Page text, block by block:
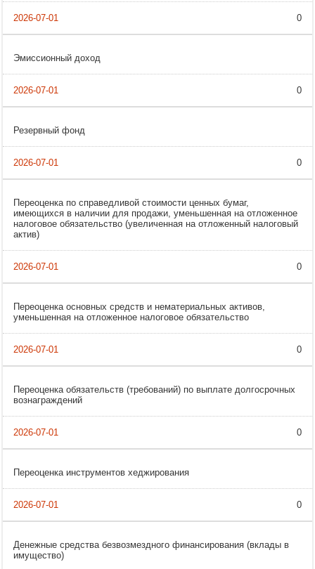
0
Эмиссионный доход
0
Резервный фонд
0
Переоценка по справедливой стоимости ценных бумаг,
имеющихся в наличии для продажи, уменьшенная на отложенное
налоговое обязательство (увеличенная на отложенный налоговый
актив)
0
Переоценка основных средств и нематериальных активов,
уменьшенная на отложенное налоговое обязательство
0
Переоценка обязательств (требований) по выплате долгосрочных
вознаграждений
0
Переоценка инструментов хеджирования
0
Денежные средства безвозмездного финансирования (вклады в
имущество)